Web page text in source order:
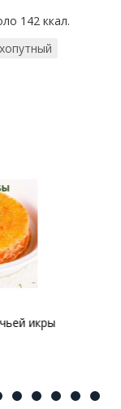
142 ккал.
икры